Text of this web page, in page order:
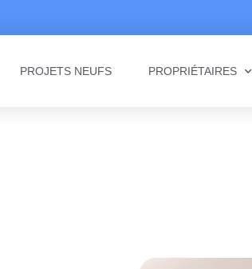
PROJETS NEUFS PROPRIÉTAIRES